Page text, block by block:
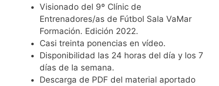
Visionado del 9º Clínic de
Entrenadores/as de Fútbol Sala VaMar
Formación. Edición 2022.
Casi treinta ponencias en vídeo.
Disponibilidad las 24 horas del día y los 7
días de la semana.
Descarga de PDF del material aportado